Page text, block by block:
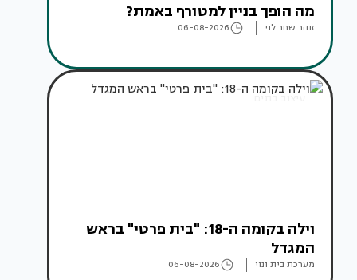
מה הופך בניין למטורף באמת?
זוהר שחר לוי 06-08-2026
עיצוב בתים
וילה בקומה ה-18: "בית פרטי" בראש
המגדל
מערכת בית ונוי 06-08-2026